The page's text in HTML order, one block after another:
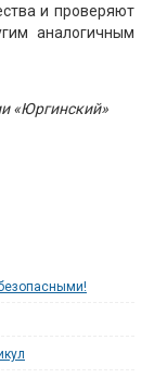
и проверяют
аналогичным
«Юргинский»